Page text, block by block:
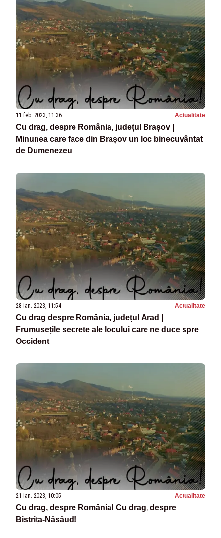
11 feb. 2023, 11:36 Actualitate
Cu drag, despre România, județul Brașov |
Minunea care face din Brașov un loc binecuvântat
de Dumenezeu
28 ian. 2023, 11:54 Actualitate
Cu drag despre România, județul Arad |
Frumusețile secrete ale locului care ne duce spre
Occident
21 ian. 2023, 10:05 Actualitate
Cu drag, despre România! Cu drag, despre
Bistrița-Năsăud!